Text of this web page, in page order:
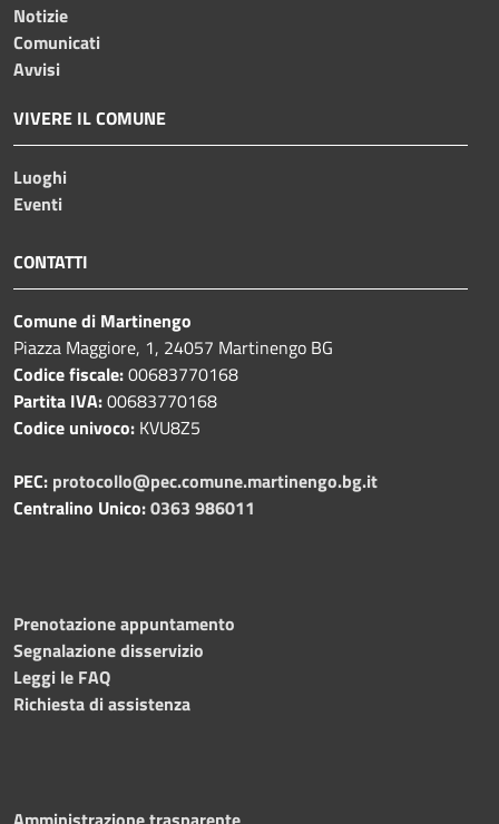
Notizie
Comunicati
Avvisi
VIVERE IL COMUNE
Luoghi
Eventi
CONTATTI
Comune di Martinengo
Piazza Maggiore, 1, 24057 Martinengo BG
Codice fiscale:00683770168
Partita IVA:00683770168
Codice univoco: KVU8Z5
PEC: protocollo@pec.comune.martinengo.bg.it
Centralino Unico:0363 986011
Prenotazione appuntamento
Segnalazione disservizio
Leggi le FAQ
Richiesta di assistenza